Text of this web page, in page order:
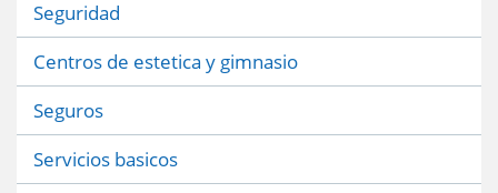
Seguridad
Centros de estetica y gimnasio
Seguros
Servicios basicos